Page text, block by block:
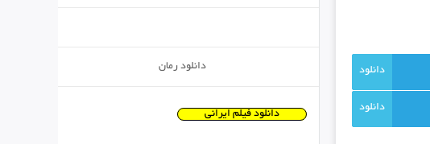
دانلود رمان
دانلود فیلم ایرانی